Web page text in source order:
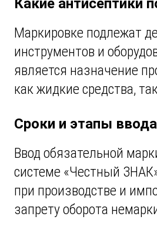
Какие антисептики
Маркировке подлежат
инструментов и
является назначение
как жидкие средства,
Сроки и этапы
Ввод обязательной
системе «Честный
при производстве и
запрету оборота